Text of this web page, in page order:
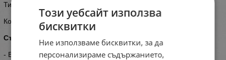
Тип: Парфюмна вода
Количество - 100мл.
Състав:
- Връхни нотки - плодови нотки, кремообразни нотки
Този уебсайт използва
бисквитки
Ние използваме бисквитки, за да
персонализираме съдържанието,